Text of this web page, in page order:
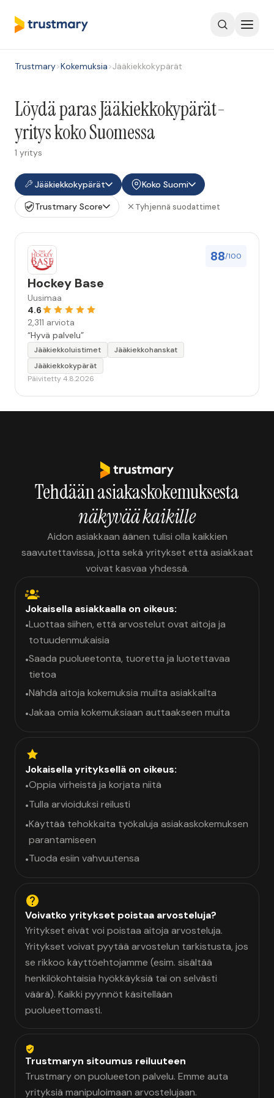
Trustmary>Kokemuksia>Jääkiekkokypärät
Löydä paras Jääkiekkokypärät-
yritys koko Suomessa
1 yritys
Jääkiekkokypärät
Koko Suomi
Trustmary Score
Tyhjennä suodattimet
88/100
Hockey Base
Uusimaa
4.6
2,311 arviota
“Hyvä palvelu”
Jääkiekkoluistimet
Jääkiekkohanskat
Jääkiekkokypärät
Päivitetty 4.8.2026
Tehdään asiakaskokemuksesta
näkyvää kaikille
Aidon asiakkaan äänen tulisi olla kaikkien
saavutettavissa, jotta sekä yritykset että asiakkaat
voivat kasvaa yhdessä.
Jokaisella asiakkaalla on oikeus:
•Luottaa siihen, että arvostelut ovat aitoja ja
totuudenmukaisia
•Saada puolueetonta, tuoretta ja luotettavaa
tietoa
•Nähdä aitoja kokemuksia muilta asiakkailta
•Jakaa omia kokemuksiaan auttaakseen muita
Jokaisella yrityksellä on oikeus:
•Oppia virheistä ja korjata niitä
•Tulla arvioiduksi reilusti
•Käyttää tehokkaita työkaluja asiakaskokemuksen
parantamiseen
•Tuoda esiin vahvuutensa
Voivatko yritykset poistaa arvosteluja?
Yritykset eivät voi poistaa aitoja arvosteluja.
Yritykset voivat pyytää arvostelun tarkistusta, jos
se rikkoo käyttöehtojamme (esim. sisältää
henkilökohtaisia hyökkäyksiä tai on selvästi
väärä). Kaikki pyynnöt käsitellään
puolueettomasti.
Trustmaryn sitoumus reiluuteen
Trustmary on puolueeton palvelu. Emme auta
yrityksiä manipuloimaan arvostelujaan.